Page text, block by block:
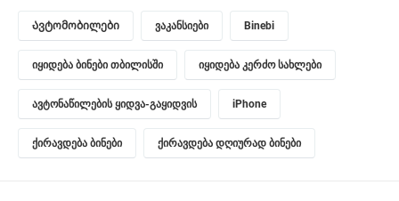
Ავტომობილები ვაკანსიები Binebi
იყიდება ბინები თბილისში იყიდება კერძო სახლები
ავტონაწილების ყიდვა-გაყიდვის iPhone
ქირავდება ბინები ქირავდება დღიურად ბინები